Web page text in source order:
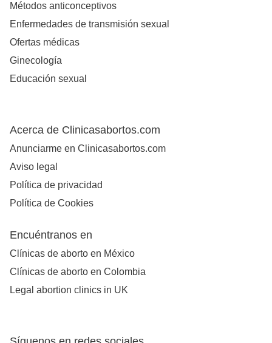
Métodos anticonceptivos
Enfermedades de transmisión sexual
Ofertas médicas
Ginecología
Educación sexual
Acerca de Clinicasabortos.com
Anunciarme en Clinicasabortos.com
Aviso legal
Política de privacidad
Política de Cookies
Encuéntranos en
Clínicas de aborto en México
Clínicas de aborto en Colombia
Legal abortion clinics in UK